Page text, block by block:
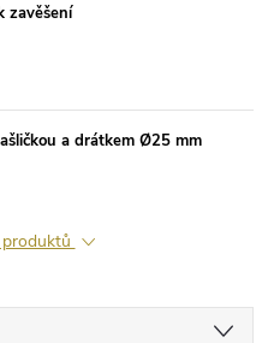
zavěšení
a drátkem Ø25 mm